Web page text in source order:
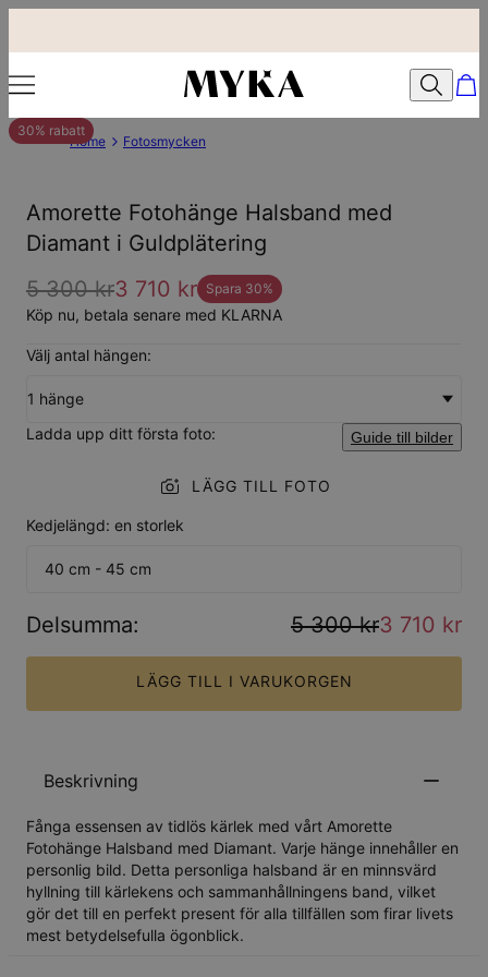
30% rabatt
Home Fotosmycken
Amorette Fotohänge Halsband med
Diamant i Guldplätering
5 300 kr3 710 kr Spara 30%
Köp nu, betala senare med KLARNA
Välj antal hängen:
1 hänge
Ladda upp ditt första foto:
Guide till bilder
LÄGG TILL FOTO
Kedjelängd: en storlek
40 cm - 45 cm
Delsumma: 5 300 kr3 710 kr
LÄGG TILL I VARUKORGEN
Beskrivning
Fånga essensen av tidlös kärlek med vårt Amorette
Fotohänge Halsband med Diamant. Varje hänge innehåller en
personlig bild. Detta personliga halsband är en minnsvärd
hyllning till kärlekens och sammanhållningens band, vilket
gör det till en perfekt present för alla tillfällen som firar livets
mest betydelsefulla ögonblick.